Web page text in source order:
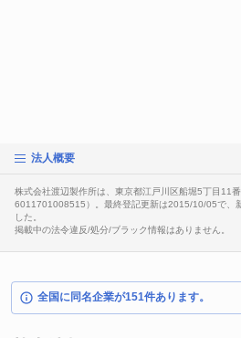
法人概要
株式会社渡辺製作所は、東京都江戸川区船堀5丁目11
6011701008515）。最終登記更新は2015/10/05で、
した。
掲載中の法令違反/処分/ブラック情報はありません。
全国に同名企業が151件あります。